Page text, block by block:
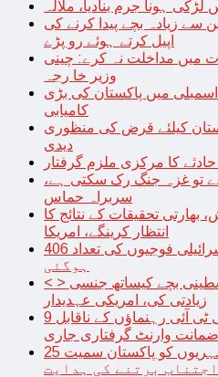
ہونا جرم بنادیا، ملالہ
سے زیادہ بچے پیدا کرنے کی
اپیل کرتے ہوئے رو پڑے
میں مداخلت نہ کرے: چینی
وزیر خا رجہ
میں پاکستان کی بڑی
کامیابی
کیلئے قرض کی منظوری
دیدی
کا مرکزی ملزم گرفتار
تو غزہ جنگ رک سکتی ہے،
سربراہ حماس
تحقیقات کے نتائج کا
انتظار کرینگے، امریکا
غزہ کے آپریشن میں ہلاک اسرائیلی فوجیوں کی تعداد 406
ہوگئی
< > اسرائیلی فوج نے جیل میں فلسطینی بچے کیساتھ جنسی
زیادتی کی، امریکی عہدیدار
9 مئی جلاؤگھیراؤ کیس: 8 پی ٹی آئی رہنماؤں کے ناقابل
ضمانت وارنٹ گرفتاری جاری
سعودی عرب کی اپنے شہریوں کو پاکستان سمیت 25
برتنے کی ہدایت